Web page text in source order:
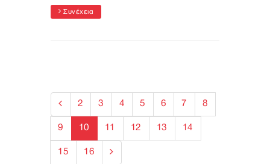
Συνέχεια
2 3 4 5 6 7 8
9 10 11 12 13 14
15 16